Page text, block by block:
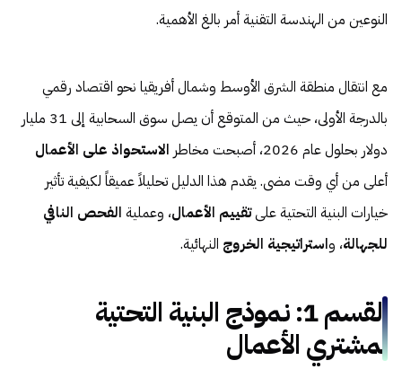
النوعين من الهندسة التقنية أمر بالغ الأهمية.
مع انتقال منطقة الشرق الأوسط وشمال أفريقيا نحو اقتصاد رقمي
بالدرجة الأولى، حيث من المتوقع أن يصل سوق السحابية إلى 31 مليار
دولار بحلول عام 2026، أصبحت مخاطر
الاستحواذ على الأعمال
أعلى من أي وقت مضى. يقدم هذا الدليل تحليلاً عميقاً لكيفية تأثير
خيارات البنية التحتية علىتقييم الأعمال، وعملية الفحص النافي
للجهالة، واستراتيجية الخروج النهائية.
القسم 1: نموذج البنية التحتية
لمشتري الأعمال